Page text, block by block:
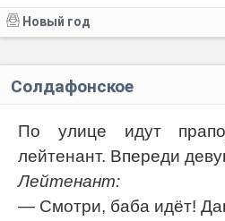
Новый год
Солдафонское
По улице идут
лейтенант. Впереди
Лейтенант:
— Смотри, баба идёт!